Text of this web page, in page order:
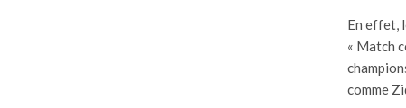
En effet,
« Match
comme